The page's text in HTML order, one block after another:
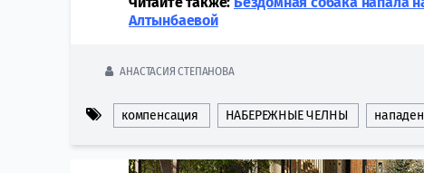
Алтынбаевой
АНАСТАСИЯ СТЕПАНОВА
компенсация НАБЕРЕЖНЫЕ ЧЕЛНЫ